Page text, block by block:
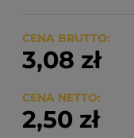
CENA BRUTTO:
3,08 zł
CENA NETTO:
2,50 zł